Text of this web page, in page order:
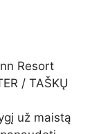
Resort
/ TAŠKŲ
už maistą